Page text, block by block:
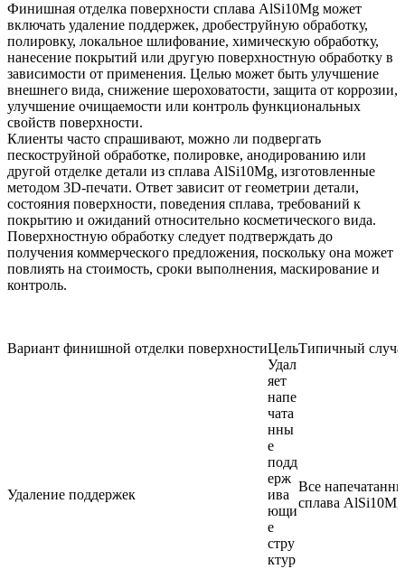
Финишная отделка поверхности сплава AlSi10Mg может
включать удаление поддержек, дробеструйную обработку,
полировку, локальное шлифование, химическую обработку,
нанесение покрытий или другую поверхностную обработку в
зависимости от применения. Целью может быть улучшение
внешнего вида, снижение шероховатости, защита от коррозии,
улучшение очищаемости или контроль функциональных
свойств поверхности.
Клиенты часто спрашивают, можно ли подвергать
пескоструйной обработке, полировке, анодированию или
другой отделке детали из сплава AlSi10Mg, изготовленные
методом 3D-печати. Ответ зависит от геометрии детали,
состояния поверхности, поведения сплава, требований к
покрытию и ожиданий относительно косметического вида.
Поверхностную обработку следует подтверждать до
получения коммерческого предложения, поскольку она может
повлиять на стоимость, сроки выполнения, маскирование и
контроль.
Вариант финишной отделки поверхностиЦельТипичный
Удаление поддержек
Удал
яет
напе
чата
нны
е
подд
ерж
ива
ющи
е
стру
ктур
Все
сплава